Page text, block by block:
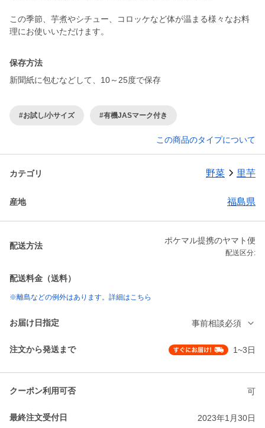
この季節、芋煮やシチュー、コロッケなど体が温まる様々なお料
理にお使いいただけます。
保存方法
新聞紙に包むなどして、10～25度で保存
#お試し/小サイズ #有機JASマーク付き
この商品のタイプについて
カテゴリ 野菜 里芋
産地 福島県
配送方法
ポケマル提携のヤマト便
配送区分:
配送料金（送料）
※離島などの例外はあります。詳細はこちら
お届け日指定 事前相談必須
注文から発送まで 1~3日
クーポン利用可否 可
最終注文受付日 2023年1月30日